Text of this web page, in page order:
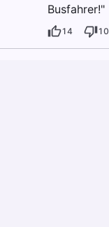
Busfahrer!"
14 10